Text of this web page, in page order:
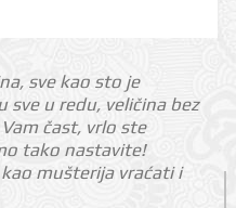
sve kao sto je
sve u redu, veličina bez
čast, vrlo ste
tako nastavite!
mušterija vraćati i